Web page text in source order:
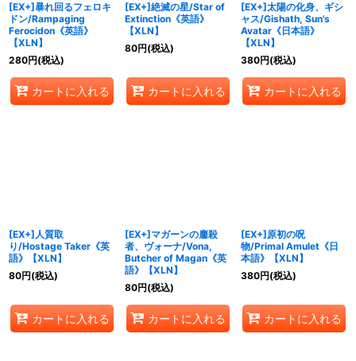
[EX+]暴れ回るフェロキ
ドン/Rampaging
Ferocidon《英語》
【XLN】
280円(税込)
カートに入れる
[EX+]絶滅の星/Star of
Extinction《英語》
【XLN】
80円(税込)
カートに入れる
[EX+]太陽の化身、ギシ
ャス/Gishath, Sun's
Avatar《日本語》
【XLN】
380円(税込)
カートに入れる
[EX+]人質取
り/Hostage Taker《英
語》【XLN】
80円(税込)
カートに入れる
[EX+]マガーンの鏖殺
者、ヴォーナ/Vona,
Butcher of Magan《英
語》【XLN】
80円(税込)
カートに入れる
[EX+]原初の呪
物/Primal Amulet《日
本語》【XLN】
380円(税込)
カートに入れる